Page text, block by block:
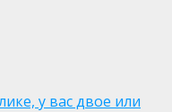
у вас двое или